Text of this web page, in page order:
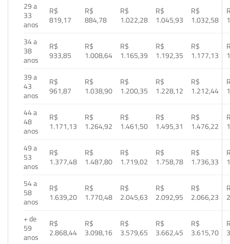
29 a
33
anos
R$
819,17
R$
884,78
R$
1.022,28
R$
1.045,93
R$
1.032,58
34 a
38
anos
R$
933,85
R$
1.008,64
R$
1.165,39
R$
1.192,35
R$
1.177,13
39 a
43
anos
R$
961,87
R$
1.038,90
R$
1.200,35
R$
1.228,12
R$
1.212,44
44 a
48
anos
R$
1.171,13
R$
1.264,92
R$
1.461,50
R$
1.495,31
R$
1.476,22
49 a
53
anos
R$
1.377,48
R$
1.487,80
R$
1.719,02
R$
1.758,78
R$
1.736,33
54 a
58
anos
R$
1.639,20
R$
1.770,48
R$
2.045,63
R$
2.092,95
R$
2.066,23
+ de
59
anos
R$
2.868,44
R$
3.098,16
R$
3.579,65
R$
3.662,45
R$
3.615,70